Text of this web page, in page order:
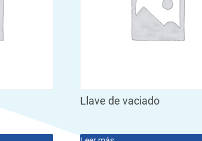
Llave de vaciado